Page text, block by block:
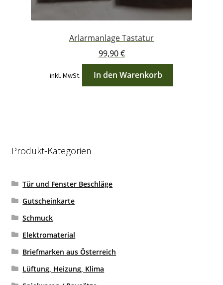
Arlarmanlage Tastatur
99,90€
inkl. MwSt. In den Warenkorb
Produkt-Kategorien
Tür und Fenster Beschläge
Gutscheinkarte
Schmuck
Elektromaterial
Briefmarken aus Österreich
Lüftung, Heizung, Klima